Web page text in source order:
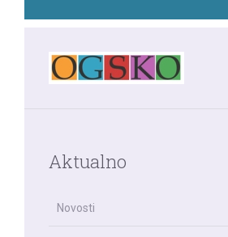
Aktualno
Novosti